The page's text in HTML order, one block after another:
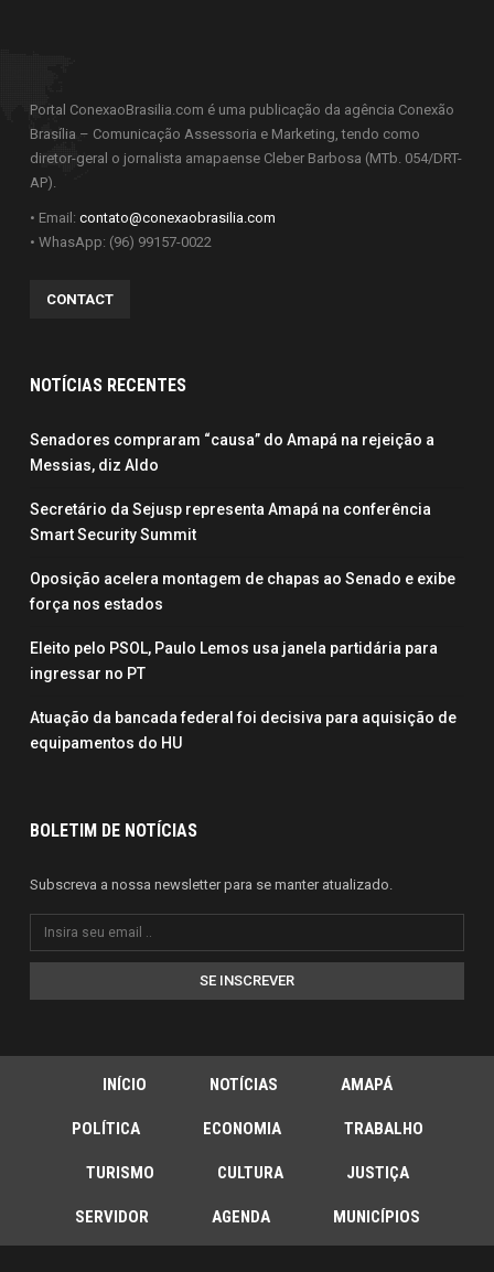
Portal ConexaoBrasilia.com é uma publicação da agência Conexão
Brasília – Comunicação Assessoria e Marketing, tendo como
diretor-geral o jornalista amapaense Cleber Barbosa (MTb. 054/DRT-
AP).
• Email: contato@conexaobrasilia.com
• WhasApp: (96) 99157-0022
CONTACT
NOTÍCIAS RECENTES
Senadores compraram “causa” do Amapá na rejeição a
Messias, diz Aldo
Secretário da Sejusp representa Amapá na conferência
Smart Security Summit
Oposição acelera montagem de chapas ao Senado e exibe
força nos estados
Eleito pelo PSOL, Paulo Lemos usa janela partidária para
ingressar no PT
Atuação da bancada federal foi decisiva para aquisição de
equipamentos do HU
BOLETIM DE NOTÍCIAS
Subscreva a nossa newsletter para se manter atualizado.
SE INSCREVER
INÍCIO NOTÍCIAS AMAPÁ
POLÍTICA ECONOMIA TRABALHO
TURISMO CULTURA JUSTIÇA
SERVIDOR AGENDA MUNICÍPIOS